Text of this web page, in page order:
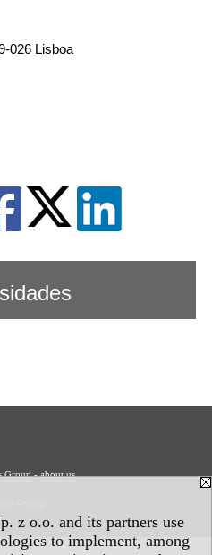
z o.o. and its partners use
to implement, among
026 Lisboa
Group - about us